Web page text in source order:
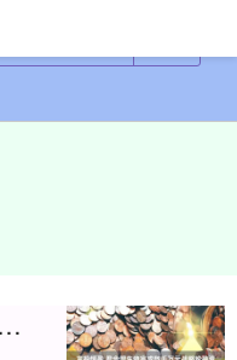
富投恒盈 君合盟生物完成数千万元战略轮融资